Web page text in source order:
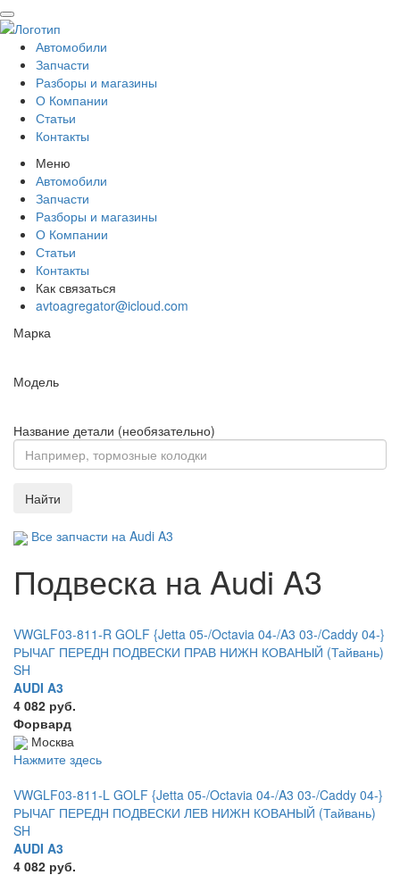
Автомобили
Запчасти
Разборы и магазины
О Компании
Статьи
Контакты
Меню
Автомобили
Запчасти
Разборы и магазины
О Компании
Статьи
Контакты
Как связаться
avtoagregator@icloud.com
Марка
Модель
Название детали (необязательно)
Найти
Все запчасти на Audi A3
Подвеска на Audi A3
VWGLF03-811-R GOLF {Jetta 05-/Octavia 04-/A3 03-/Caddy 04-}
РЫЧАГ ПЕРЕДН ПОДВЕСКИ ПРАВ НИЖН КОВАНЫЙ (Тайвань)
SH
AUDI A3
4 082 руб.
Форвард
Москва
Нажмите здесь
VWGLF03-811-L GOLF {Jetta 05-/Octavia 04-/A3 03-/Caddy 04-}
РЫЧАГ ПЕРЕДН ПОДВЕСКИ ЛЕВ НИЖН КОВАНЫЙ (Тайвань)
SH
AUDI A3
4 082 руб.